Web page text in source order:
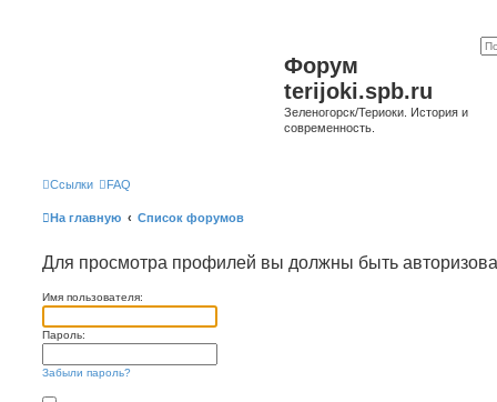
Форум
terijoki.spb.ru
Зеленогорск/Териоки. История и
современность.
Ссылки FAQ
На главную Список форумов
Для просмотра профилей вы должны быть
Имя пользователя:
Пароль:
Забыли пароль?